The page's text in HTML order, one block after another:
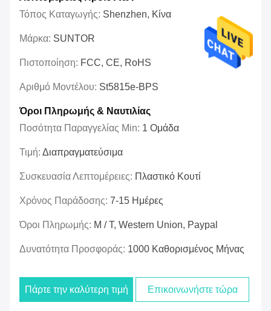
Τόπος Καταγωγής: Shenzhen, Κίνα
Μάρκα: SUNTOR
Πιστοποίηση: FCC, CE, RoHS
Αριθμό Μοντέλου: St5815e-BPS
Όροι Πληρωμής & Ναυτιλίας
Ποσότητα Παραγγελίας Min: 1 Ομάδα
Τιμή: Διαπραγματεύσιμα
Συσκευασία Λεπτομέρειες: Πλαστικό Κουτί
Χρόνος Παράδοσης: 7-15 Ημέρες
Όροι Πληρωμής: Μ / Τ, Western Union, Paypal
Δυνατότητα Προσφοράς: 1000 Καθορισμένος Μήνας
Πάρτε την καλύτερη τιμή Επικοινωνήστε τώρα